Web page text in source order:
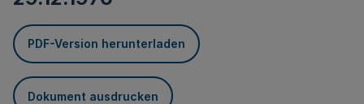
PDF-Version herunterladen
Dokument ausdrucken